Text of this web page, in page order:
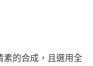
素的合成，且選用全